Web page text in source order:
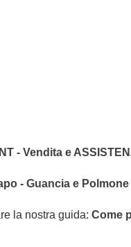
- Vendita e
- Guancia e Polmone
la nostra guida: Come